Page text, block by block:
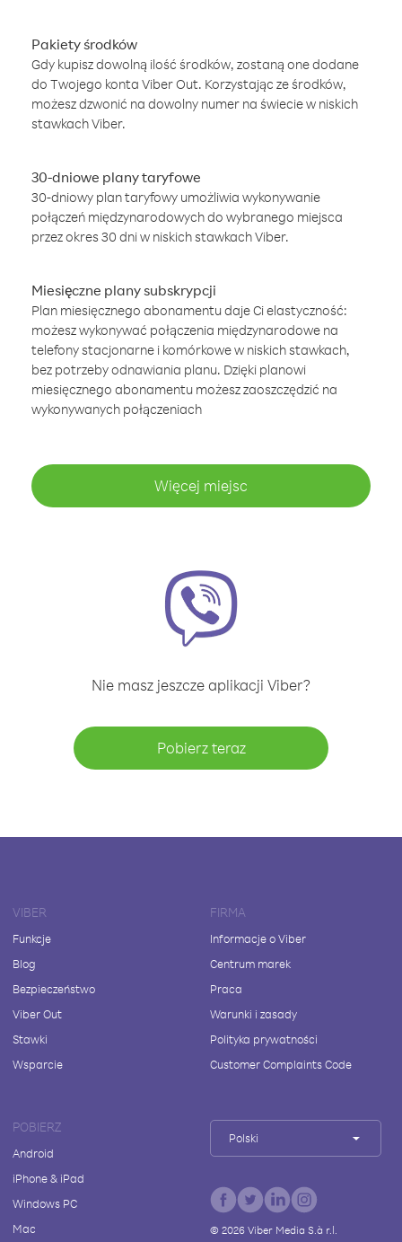
Pakiety środków
Gdy kupisz dowolną ilość środków, zostaną one dodane
do Twojego konta Viber Out. Korzystając ze środków,
możesz dzwonić na dowolny numer na świecie w niskich
stawkach Viber.
30-dniowe plany taryfowe
30-dniowy plan taryfowy umożliwia wykonywanie
połączeń międzynarodowych do wybranego miejsca
przez okres 30 dni w niskich stawkach Viber.
Miesięczne plany subskrypcji
Plan miesięcznego abonamentu daje Ci elastyczność:
możesz wykonywać połączenia międzynarodowe na
telefony stacjonarne i komórkowe w niskich stawkach,
bez potrzeby odnawiania planu. Dzięki planowi
miesięcznego abonamentu możesz zaoszczędzić na
wykonywanych połączeniach
Więcej miejsc
Nie masz jeszcze aplikacji Viber?
Pobierz teraz
VIBER
Funkcje
Blog
Bezpieczeństwo
Viber Out
Stawki
Wsparcie
FIRMA
Informacje o Viber
Centrum marek
Praca
Warunki i zasady
Polityka prywatności
Customer Complaints Code
POBIERZ
Android
iPhone & iPad
Windows PC
Mac
Polski
© 2026Viber Media S.à r.l.